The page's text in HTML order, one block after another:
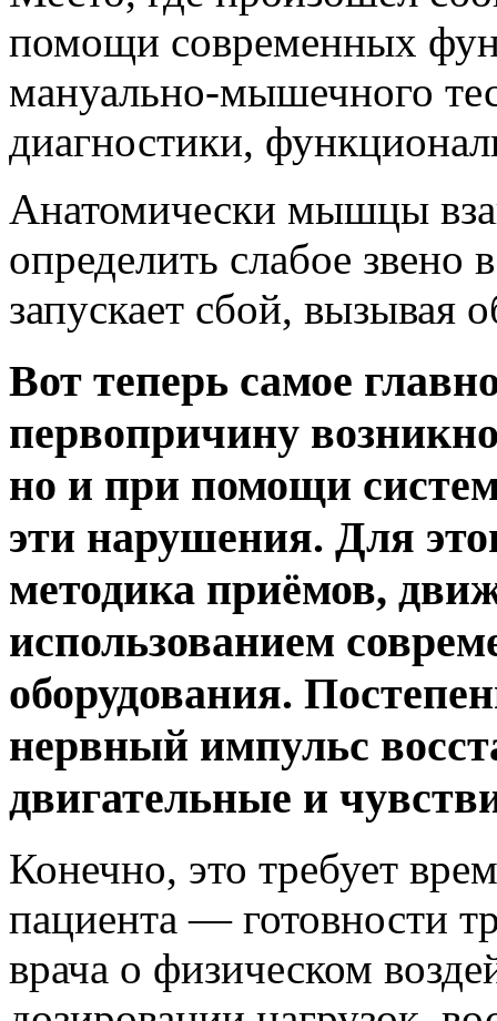
помощи современных
мануально-мышечного
диагностики,
Анатомически мышцы
определить слабое
запускает сбой, вызывая
Вот теперь самое
первопричину
но и при помощи
эти нарушения. Для
методика приёмов,
использованием
оборудования.
нервный импульс
двигательные и
Конечно, это требует
пациента — готовности
врача о физическом